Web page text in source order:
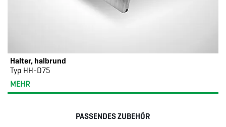
Halter, halbrund
Typ HH-D75
MEHR
PASSENDES ZUBEHÖR